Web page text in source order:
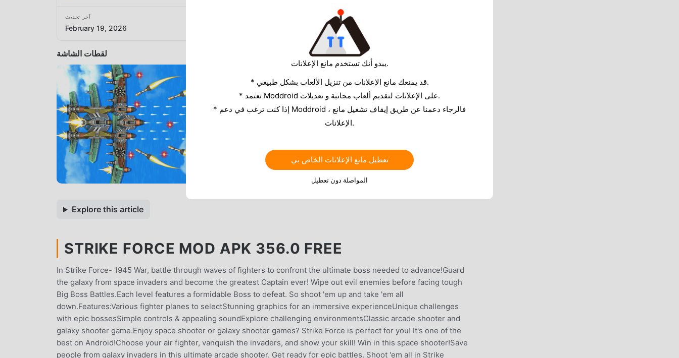
آخر تحديث
February 19, 2026
لقطات الشاشة
Explore this article
STRIKE FORCE MOD APK 356.0 FREE
In Strike Force- 1945 War, battle through waves of fighters to confront the ultimate boss needed to advance!Guard
the galaxy from space invaders and become the greatest Captain ever! Wipe out evil enemies before facing tough
Big Boss Battles.Each level features a formidable Boss to defeat. So shoot 'em up and take 'em all
down.Features:Various fighter planes to selectStunning graphics for an immersive experienceUnique challenges
with epic bossesSimple controls & appealing soundExplore challenging environmentsClassic arcade shooter and
galaxy shooter game.Enjoy space shooter or galaxy shooter games? Strike Force is perfect for you! It's one of the
best on Android!Choose your air fighter, vanquish the invaders, and show your skill! Win in this space shooter!Save
people from galaxy invaders in this ultimate arcade shooter. Get ready for epic battles. Shoot 'em all in Strike
يبدو أنك تستخدم مانع الإعلانات.
* قد يمنعك مانع الإعلانات من تنزيل الألعاب بشكل طبيعي.
* تعتمد Moddroid على الإعلانات لتقديم ألعاب مجانية و تعديلات.
* إذا كنت ترغب في دعم Moddroid ، فالرجاء دعمنا عن طريق إيقاف تشغيل مانع
الإعلانات.
تعطيل مانع الإعلانات الخاص بي
المواصلة دون تعطيل